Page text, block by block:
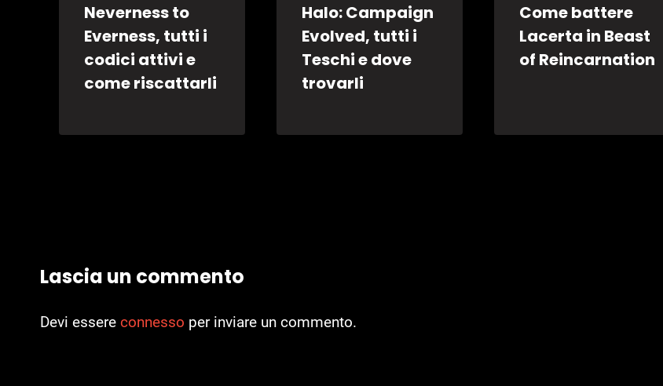
Neverness to
Everness, tutti i
codici attivi e
come riscattarli
Halo: Campaign
Evolved, tutti i
Teschi e dove
trovarli
Come battere
Lacerta in Beast
of Reincarnation
Lascia un commento
Devi essere connesso per inviare un commento.